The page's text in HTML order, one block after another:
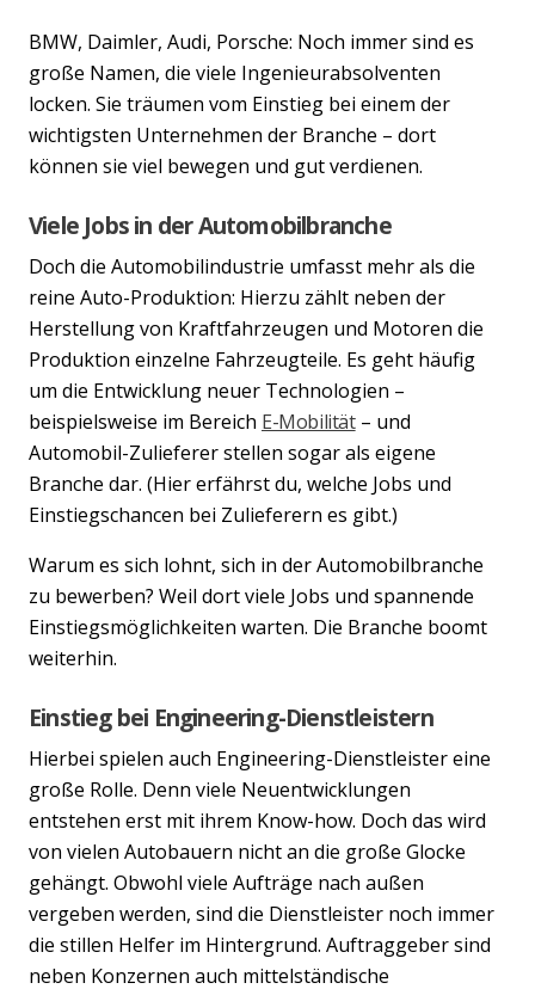
BMW, Daimler, Audi, Porsche: Noch immer sind es
große Namen, die viele Ingenieurabsolventen
locken. Sie träumen vom Einstieg bei einem der
wichtigsten Unternehmen der Branche – dort
können sie viel bewegen und gut verdienen.
Viele Jobs in der Automobilbranche
Doch die Automobilindustrie umfasst mehr als die
reine Auto-Produktion: Hierzu zählt neben der
Herstellung von Kraftfahrzeugen und Motoren die
Produktion einzelne Fahrzeugteile. Es geht häufig
um die Entwicklung neuer Technologien –
beispielsweise im Bereich E-Mobilität– und
Automobil-Zulieferer stellen sogar als eigene
Branche dar. (Hier erfährst du, welche Jobs und
Einstiegschancen bei Zulieferern es gibt.)
Warum es sich lohnt, sich in der Automobilbranche
zu bewerben? Weil dort viele Jobs und spannende
Einstiegsmöglichkeiten warten. Die Branche boomt
weiterhin.
Einstieg bei Engineering-Dienstleistern
Hierbei spielen auch Engineering-Dienstleister eine
große Rolle. Denn viele Neuentwicklungen
entstehen erst mit ihrem Know-how. Doch das wird
von vielen Autobauern nicht an die große Glocke
gehängt. Obwohl viele Aufträge nach außen
vergeben werden, sind die Dienstleister noch immer
die stillen Helfer im Hintergrund. Auftraggeber sind
neben Konzernen auch mittelständische